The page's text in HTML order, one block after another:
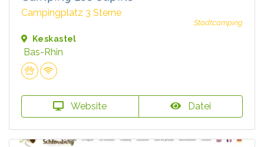
Campingplatz 3 Sterne
Stadtcamping
Keskastel
Bas-Rhin
Website Datei